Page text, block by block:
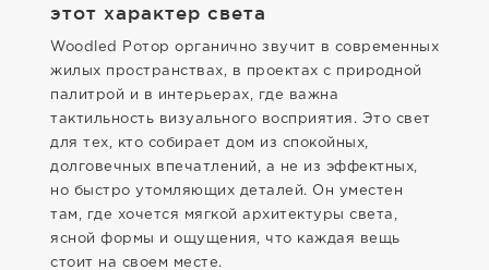
этот характер света
Woodled Ротор органично звучит в современных
жилых пространствах, в проектах с природной
палитрой и в интерьерах, где важна
тактильность визуального восприятия. Это свет
для тех, кто собирает дом из спокойных,
долговечных впечатлений, а не из эффектных,
но быстро утомляющих деталей. Он уместен
там, где хочется мягкой архитектуры света,
ясной формы и ощущения, что каждая вещь
стоит на своем месте.